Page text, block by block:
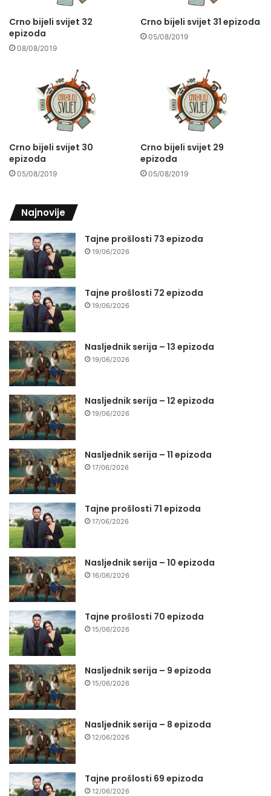
Crno bijeli svijet 32
epizoda
08/08/2019
Crno bijeli svijet 31 epizoda
05/08/2019
Crno bijeli svijet 30
epizoda
05/08/2019
Crno bijeli svijet 29
epizoda
05/08/2019
Najnovije
Tajne prošlosti 73 epizoda
19/06/2026
Tajne prošlosti 72 epizoda
19/06/2026
Nasljednik serija – 13 epizoda
19/06/2026
Nasljednik serija – 12 epizoda
19/06/2026
Nasljednik serija – 11 epizoda
17/06/2026
Tajne prošlosti 71 epizoda
17/06/2026
Nasljednik serija – 10 epizoda
16/06/2026
Tajne prošlosti 70 epizoda
15/06/2026
Nasljednik serija – 9 epizoda
15/06/2026
Nasljednik serija – 8 epizoda
12/06/2026
Tajne prošlosti 69 epizoda
12/06/2026